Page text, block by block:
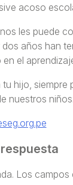
acoso
les puede
años han
el
hijo,
nuestros niños.
Los campos